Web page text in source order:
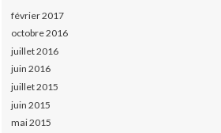
février 2017
octobre 2016
juillet 2016
juin 2016
juillet 2015
juin 2015
mai 2015